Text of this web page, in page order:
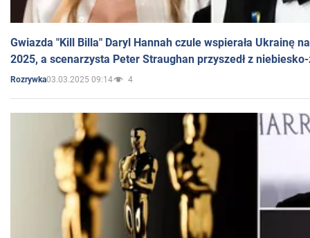
Gwiazda "Kill Billa" Daryl Hannah czule wspierała Ukrainę
2025, a scenarzysta Peter Straughan przyszedł z
Rozrywka03.03.2025 09:14 4